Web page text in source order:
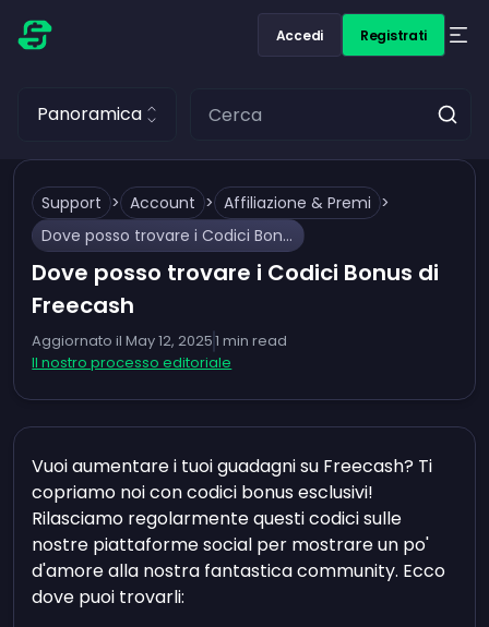
Accedi Registrati
Panoramica
Support > Account > Affiliazione & Premi >
Dove posso trovare i Codici Bonus di Freecash
Dove posso trovare i Codici Bonus di
Freecash
Aggiornato il May 12, 20251 min read
Il nostro processo editoriale
Vuoi aumentare i tuoi guadagni su Freecash? Ti
copriamo noi con codici bonus esclusivi!
Rilasciamo regolarmente questi codici sulle
nostre piattaforme social per mostrare un po'
d'amore alla nostra fantastica community. Ecco
dove puoi trovarli: